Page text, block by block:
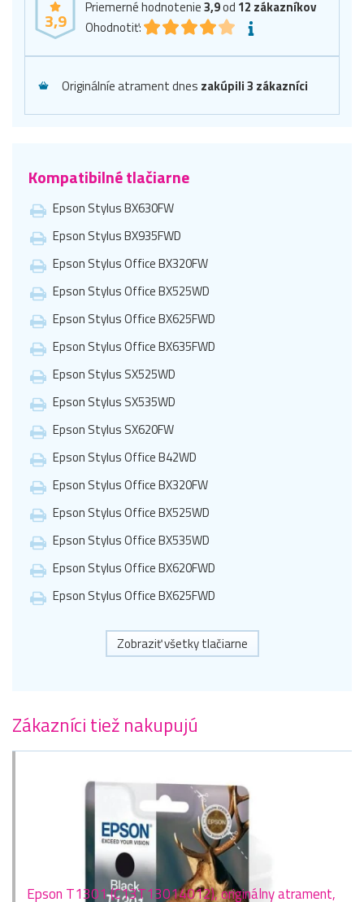
3,9
Priemerné hodnotenie3,9od 12 zákazníkov
Ohodnotiť:
Originálníe atrament dnes zakúpili 3 zákazníci
Kompatibilné tlačiarne
Epson Stylus BX630FW
Epson Stylus BX935FWD
Epson Stylus Office BX320FW
Epson Stylus Office BX525WD
Epson Stylus Office BX625FWD
Epson Stylus Office BX635FWD
Epson Stylus SX525WD
Epson Stylus SX535WD
Epson Stylus SX620FW
Epson Stylus Office B42WD
Epson Stylus Office BX320FW
Epson Stylus Office BX525WD
Epson Stylus Office BX535WD
Epson Stylus Office BX620FWD
Epson Stylus Office BX625FWD
Zobraziť všetky tlačiarne
Zákazníci tiež nakupujú
Epson T1301 (C13T13014012), originálny atrament,